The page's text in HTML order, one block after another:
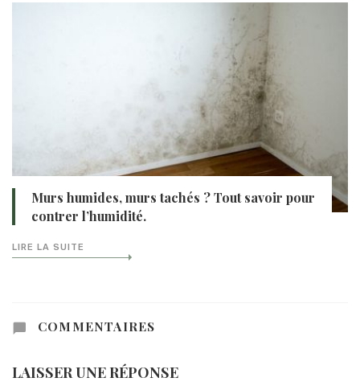
Murs humides, murs tachés ? Tout savoir pour
contrer l’humidité.
LIRE LA SUITE
COMMENTAIRES
LAISSER UNE RÉPONSE